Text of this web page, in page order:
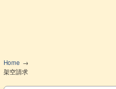
Home
架空請求